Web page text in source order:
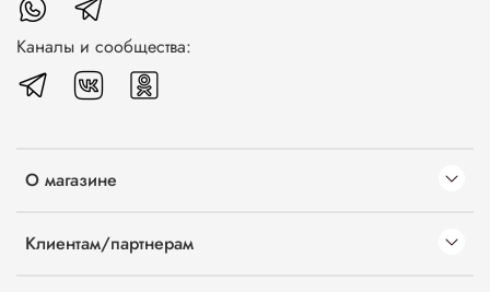
О магазине
Клиентам/партнерам
Каналы и сообщества: